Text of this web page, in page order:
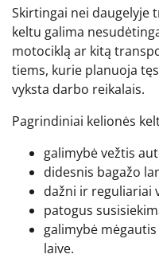
Skirtingai nei daugelyje
keltu galima
motociklą ar kitą
tiems, kurie planuoja
vyksta darbo reikalais.
Pagrindiniai kelionės
galimybė vežtis
didesnis bagažo
dažni ir reguliariai
patogus
galimybė
laive.